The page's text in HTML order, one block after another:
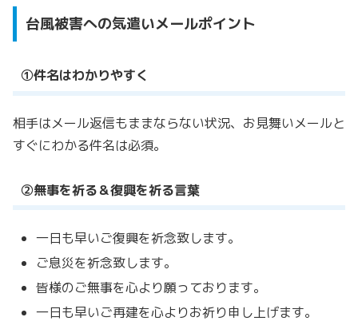
台風被害への気遣いメールポイント
①件名はわかりやすく
相手はメール返信もままならない状況、お見舞いメールと
すぐにわかる件名は必須。
②無事を祈る＆復興を祈る言葉
一日も早いご復興を祈念致します。
ご息災を祈念致します。
皆様のご無事を心より願っております。
一日も早いご再建を心よりお祈り申し上げます。